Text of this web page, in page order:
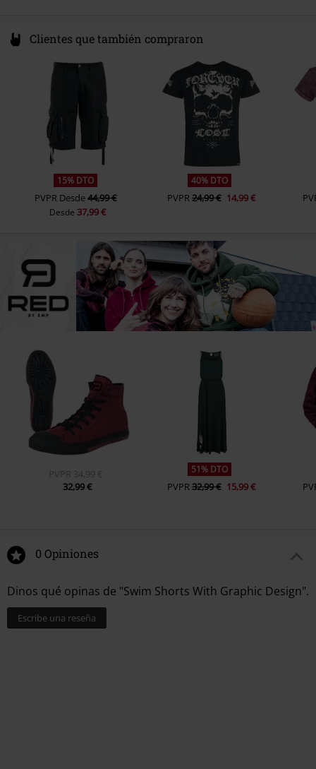
Clientes que también compraron
15% DTO
PVPR Desde44,99 €
Desde 37,99 €
40% DTO
PVPR24,99 € 14,99 €
PVPR 34,99 €
32,99 €
51% DTO
PVPR32,99 € 15,99 €
0 Opiniones
Dinos qué opinas de "Swim Shorts With Graphic Design".
Escribe una reseña